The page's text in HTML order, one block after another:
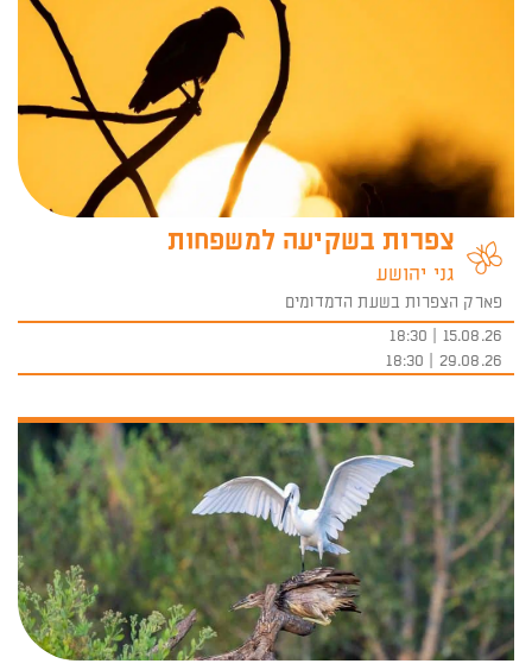
צפרות בשקיעה למשפחות
גני יהושע
פארק הצפרות בשעת הדמדומים
15.08.26 | 18:30
29.08.26 | 18:30